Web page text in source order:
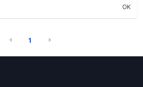
OK
1